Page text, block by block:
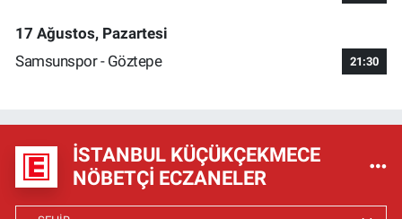
17 Ağustos, Pazartesi
Samsunspor - Göztepe
21:30
İSTANBUL KÜÇÜKÇEKMECE
NÖBETÇI ECZANELER